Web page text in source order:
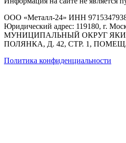
ООО «Металл-24» ИНН
Юридический адрес: 119180, г.
МУНИЦИПАЛЬНЫЙ ОКРУГ
ПОЛЯНКА, Д. 42, СТР. 1, ПОМЕЩ.
Политика конфиденциальности